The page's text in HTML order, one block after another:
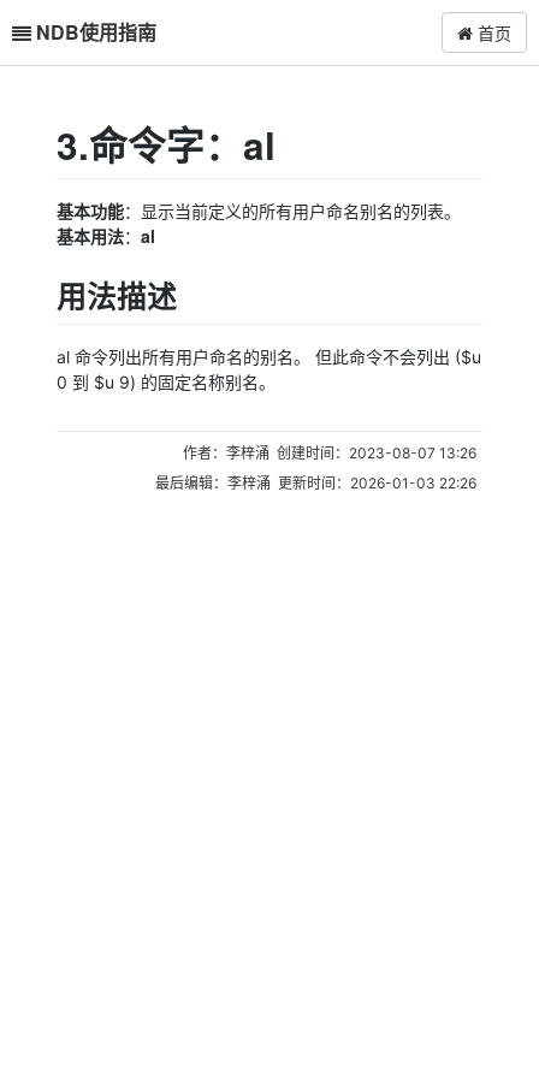
NDB使用指南 首页
3.命令字：al
基本功能：显示当前定义的所有用户命名别名的列表。
基本用法：al
用法描述
al 命令列出所有用户命名的别名。 但此命令不会列出 ($u
0 到 $u 9) 的固定名称别名。
作者：李梓涌 创建时间：2023-08-07 13:26
最后编辑：李梓涌 更新时间：2026-01-03 22:26